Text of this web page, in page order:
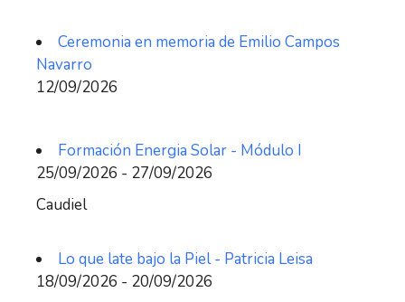
Ceremonia en memoria de Emilio Campos
Navarro
12/09/2026
Formación Energia Solar - Módulo I
25/09/2026 - 27/09/2026
Caudiel
Lo que late bajo la Piel - Patricia Leisa
18/09/2026 - 20/09/2026